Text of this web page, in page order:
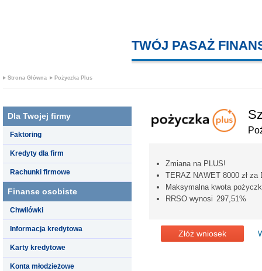
TWÓJ PASAŻ
Strona Główna Pożyczka Plus
Dla Twojej firmy
Faktoring
Kredyty dla firm
Rachunki firmowe
Finanse osobiste
Chwilówki
Informacja kredytowa
Karty kredytowe
Konta młodzieżowe
Zmiana na PLUS!
TERAZ NAWET 8000 zł za
Maksymalna kwota
RRSO wynosi 297,51%
Złóż wniosek